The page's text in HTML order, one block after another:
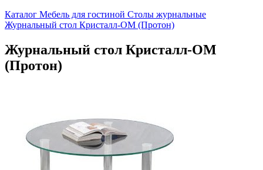
Каталог Мебель для гостиной Столы журнальные
Журнальный стол Кристалл-ОМ (Протон)
Журнальный стол Кристалл-ОМ
(Протон)